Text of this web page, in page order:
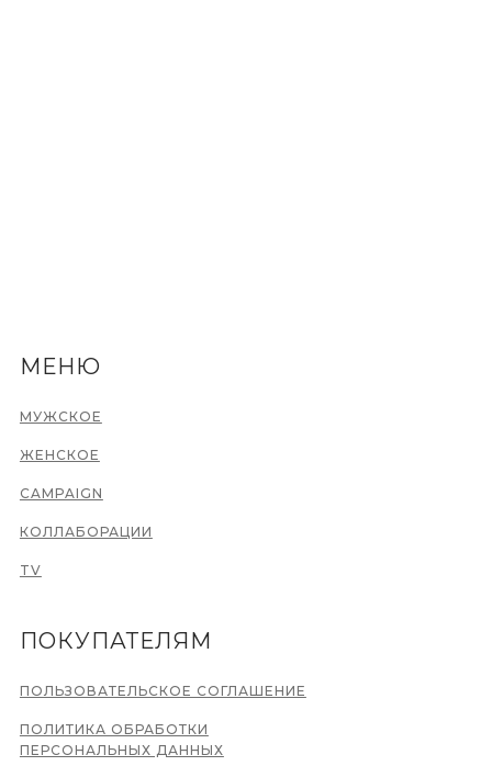
МУЖСКОЕ
ЖЕНСКОЕ
CAMPAIGN
КОЛЛАБОРАЦИИ
ПОЛИТИКА ОБРАБОТКИ
ПЕРСОНАЛЬНЫХ ДАННЫХ
ПОЛЬЗОВАТЕЛЬСКОЕ СОГЛАШЕНИЕ
МЕНЮ
ПОКУПАТЕЛЯМ
TV